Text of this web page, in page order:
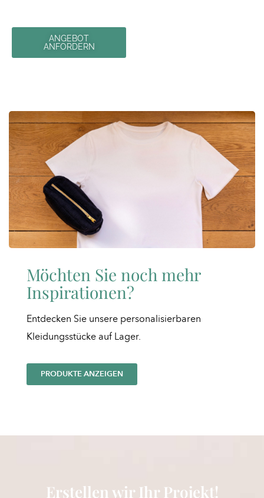
ANGEBOT
ANFORDERN
Möchten Sie noch mehr
Inspirationen?
Entdecken Sie unsere personalisierbaren
Kleidungsstücke auf Lager.
PRODUKTE ANZEIGEN
Erstellen wir Ihr Projekt!